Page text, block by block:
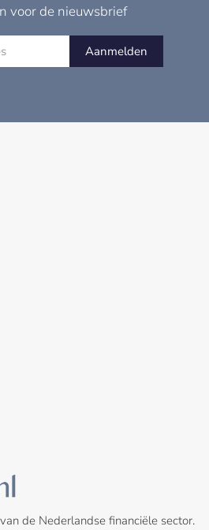
voor de nieuwsbrief
Aanmelden
de Nederlandse financiële sector.